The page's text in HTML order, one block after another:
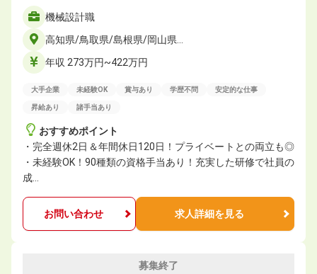
機械設計職
高知県/鳥取県/島根県/岡山県…
年収 273万円~422万円
大手企業 未経験OK 賞与あり 学歴不問 安定的な仕事
昇給あり 諸手当あり
おすすめポイント
・完全週休2日＆年間休日120日！プライベートとの両立も◎
・未経験OK！90種類の資格⼿当あり！充実した研修で社員の
成…
お問い合わせ 求人詳細を見る
募集終了